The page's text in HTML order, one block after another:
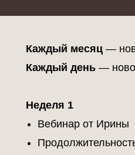
Каждый месяц —
Каждый день —
Неделя 1
Вебинар от Ирины